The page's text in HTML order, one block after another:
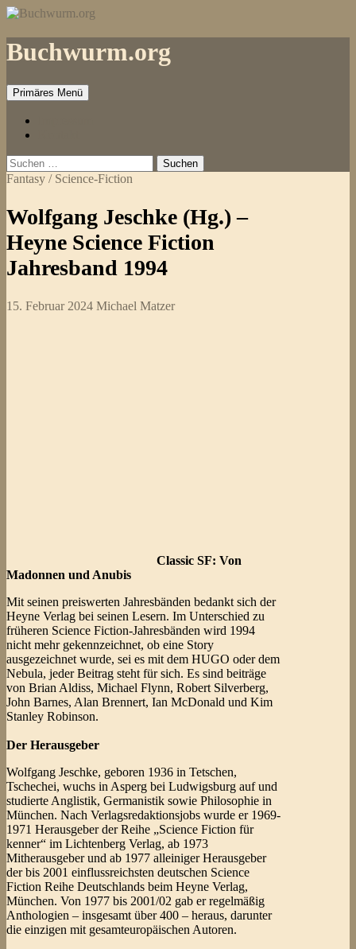
Zum
springen
Buchwurm.org
Primäres Menü
Suchen
nach:
Fantasy / Science-Fiction
Wolfgang Jeschke (Hg.) –
Heyne Science Fiction
Jahresband 1994
15. Februar 2024 Michael Matzer
Classic SF: Von
Madonnen und Anubis
Mit seinen preiswerten Jahresbänden bedankt sich der
Heyne Verlag bei seinen Lesern. Im Unterschied zu
früheren Science Fiction-Jahresbänden wird 1994
nicht mehr gekennzeichnet, ob eine Story
ausgezeichnet wurde, sei es mit dem HUGO oder dem
Nebula, jeder Beitrag steht für sich. Es sind beiträge
von Brian Aldiss, Michael Flynn, Robert Silverberg,
John Barnes, Alan Brennert, Ian McDonald und Kim
Stanley Robinson.
Der Herausgeber
Wolfgang Jeschke, geboren 1936 in Tetschen,
Tschechei, wuchs in Asperg bei Ludwigsburg auf und
studierte Anglistik, Germanistik sowie Philosophie in
München. Nach Verlagsredaktionsjobs wurde er 1969-
1971 Herausgeber der Reihe „Science Fiction für
kenner“ im Lichtenberg Verlag, ab 1973
Mitherausgeber und ab 1977 alleiniger Herausgeber
der bis 2001 einflussreichsten deutschen Science
Fiction Reihe Deutschlands beim Heyne Verlag,
München. Von 1977 bis 2001/02 gab er regelmäßig
Anthologien – insgesamt über 400 – heraus, darunter
die einzigen mit gesamteuropäischen Autoren.